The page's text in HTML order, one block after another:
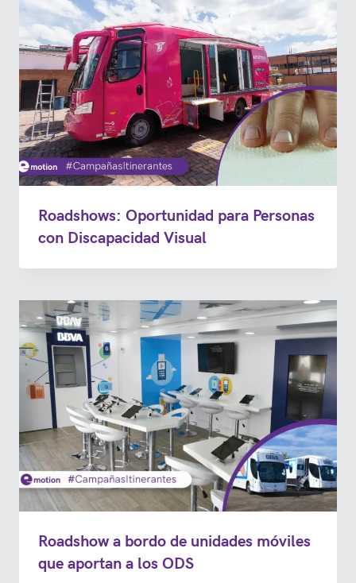
Roadshows: Oportunidad para Personas
con Discapacidad Visual
Roadshow a bordo de unidades móviles
que aportan a los ODS